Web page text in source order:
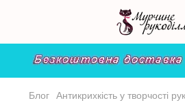
Блог Антикрихкість у творчості